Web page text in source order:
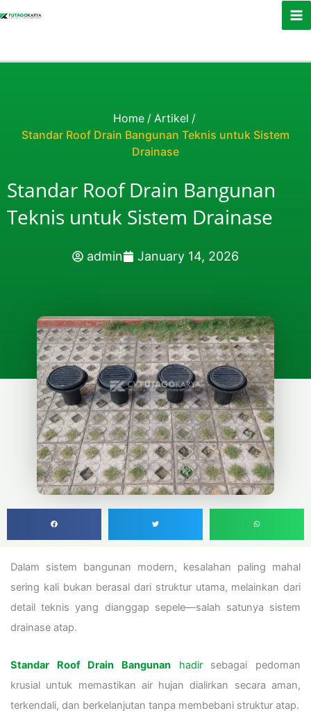
Home / Artikel /
Standar Roof Drain Bangunan Teknis untuk Sistem
Drainase
Standar Roof Drain Bangunan
Teknis untuk Sistem Drainase
admin January 14, 2026
Dalam sistem bangunan modern, kesalahan paling mahal
sering kali bukan berasal dari struktur utama, melainkan dari
detail teknis yang dianggap sepele—salah satunya sistem
drainase atap.
Standar Roof Drain Bangunan hadirsebagai pedoman
krusial untuk memastikan air hujan dialirkan secara aman,
terkendali, dan berkelanjutan tanpa membebani struktur atap.